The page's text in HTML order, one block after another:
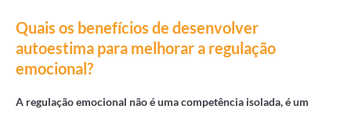
Quais os benefícios de desenvolver
autoestima para melhorar a regulação
emocional?
A regulação emocional não é uma competência isolada, é um